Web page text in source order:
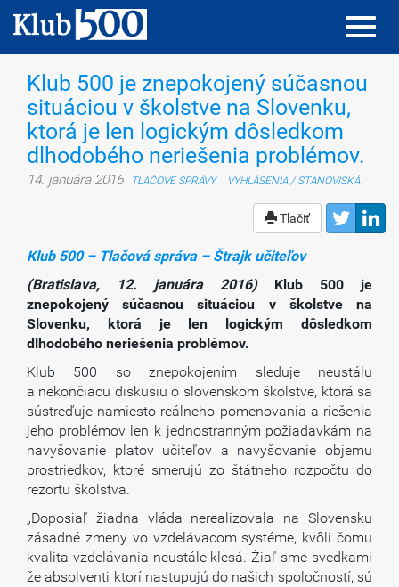
Klub 500 je znepokojený súčasnou
situáciou v školstve na Slovenku,
ktorá je len logickým dôsledkom
dlhodobého neriešenia problémov.
14. januára 2016 TLAČOVÉ SPRÁVY VYHLÁSENIA / STANOVISKÁ
Tlačiť
Klub 500 – Tlačová správa – Štrajk učiteľov
(Bratislava, 12. januára 2016)Klub 500 je
znepokojený súčasnou situáciou v školstve na
Slovenku, ktorá je len logickým dôsledkom
dlhodobého neriešenia problémov.
Klub 500 so znepokojením sleduje neustálu
a nekončiacu diskusiu o slovenskom školstve, ktorá sa
sústreďuje namiesto reálneho pomenovania a riešenia
jeho problémov len k jednostranným požiadavkám na
navyšovanie platov učiteľov a navyšovanie objemu
prostriedkov, ktoré smerujú zo štátneho rozpočtu do
rezortu školstva.
„Doposiaľ žiadna vláda nerealizovala na Slovensku
zásadné zmeny vo vzdelávacom systéme, kvôli čomu
kvalita vzdelávania neustále klesá. Žiaľ sme svedkami
že absolventi ktorí nastupujú do našich spoločností, sú